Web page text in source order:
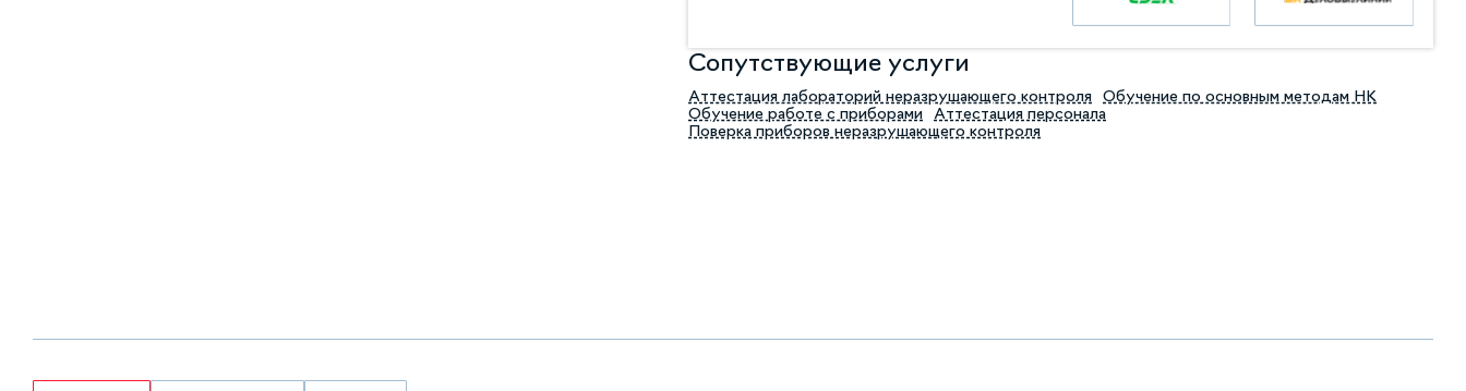
Сопутствующие услуги
Аттестация лабораторий неразрушающего контроля
Обучение по основным методам НК
Обучение работе с приборами
Аттестация персонала
Поверка приборов неразрушающего контроля